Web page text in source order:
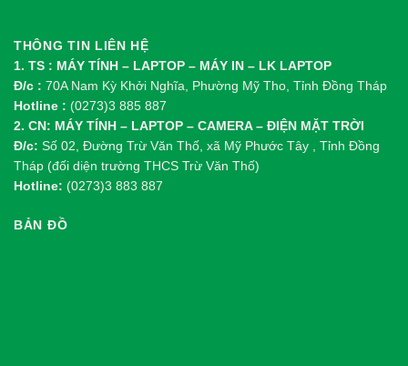
THÔNG TIN LIÊN HỆ
1. TS : MÁY TÍNH – LAPTOP – MÁY IN – LK LAPTOP
Đ/c : 70A Nam Kỳ Khởi Nghĩa, Phường Mỹ Tho, Tỉnh Đồng Tháp
Hotline : (0273)3 885 887
2. CN: MÁY TÍNH – LAPTOP – CAMERA – ĐIỆN MẶT TRỜI
Đ/c: Số 02, Đường Trừ Văn Thố, xã Mỹ Phước Tây , Tỉnh Đồng
Tháp (đối diện trường THCS Trừ Văn Thố)
Hotline: (0273)3 883 887
BẢN ĐỒ